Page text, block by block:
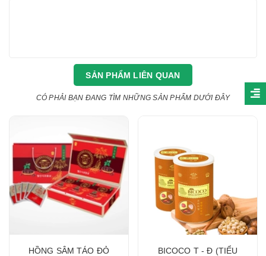
SẢN PHẨM LIÊN QUAN
CÓ PHẢI BẠN ĐANG TÌM NHỮNG SẢN PHẨM DƯỚI ĐÂY
HỒNG SÂM TÁO ĐỎ
BICOCO T - Đ (TIỂU